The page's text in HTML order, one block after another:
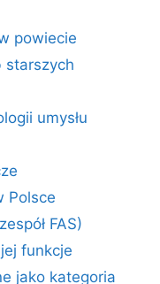
powiecie
starszych
umysłu
Polsce
FAS)
funkcje
jako kategoria